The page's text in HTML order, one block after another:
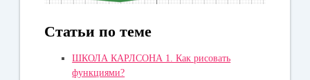
Статьи по теме
ШКОЛА КАРЛСОНА 1. Как рисовать
функциями?